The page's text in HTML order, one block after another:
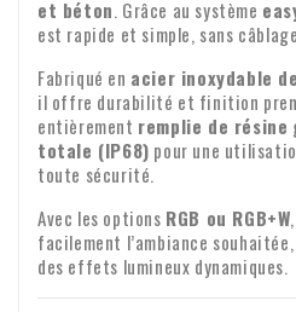
Garantie : Nous accordons une
nos produits. Identité de
de la livraison.
Contrôle à la réception
manque des pièces ou des
Veuillez nous envoyer
numéro de commande et, le cas
dommages.
Transfert de TVA pour
professionnels
Vous passez une commande
professionnelles ? Dans ce cas,
la TVA. Nous ne facturerons
et béton. Grâce au système
est rapide et simple, sans
Fabriqué en acier inoxydable
il offre durabilité et finition
entièrement remplie de résine
totale (IP68) pour une
toute sécurité.
Avec les options RGB ou RGB+W
facilement l’ambiance
des effets lumineux dynamiques.